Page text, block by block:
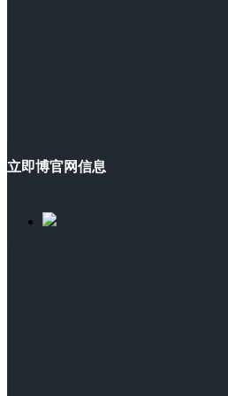
立即博官网信息